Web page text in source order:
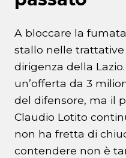
A bloccare la
stallo nelle
dirigenza della
un’offerta da 3
del difensore, ma il
Claudio Lotito
non ha fretta di
contendere non è